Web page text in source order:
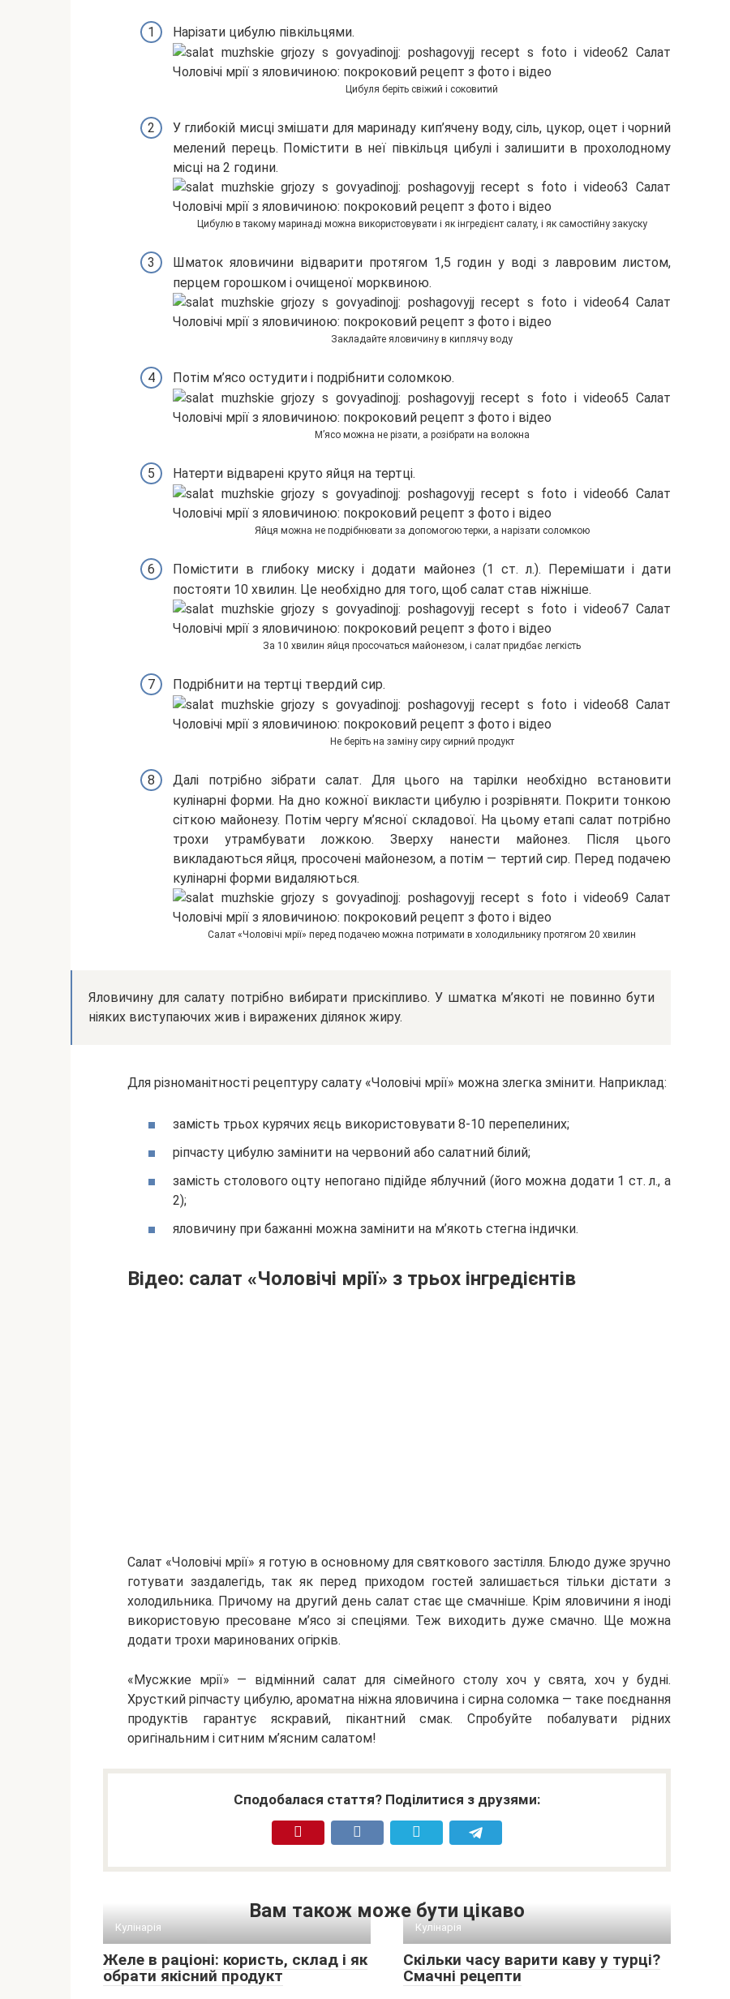
Нарізати цибулю півкільцями.
Цибуля беріть свіжий і соковитий
У глибокій мисці змішати для маринаду кип’ячену воду, сіль, цукор, оцет і чорний
мелений перець. Помістити в неї півкільця цибулі і залишити в прохолодному
місці на 2 години.
Цибулю в такому маринаді можна використовувати і як інгредієнт салату, і як самостійну закуску
Шматок яловичини відварити протягом 1,5 годин у воді з лавровим листом,
перцем горошком і очищеної морквиною.
Закладайте яловичину в киплячу воду
Потім м’ясо остудити і подрібнити соломкою.
М’ясо можна не різати, а розібрати на волокна
Натерти відварені круто яйця на тертці.
Яйця можна не подрібнювати за допомогою терки, а нарізати соломкою
Помістити в глибоку миску і додати майонез (1 ст. л.). Перемішати і дати
постояти 10 хвилин. Це необхідно для того, щоб салат став ніжніше.
За 10 хвилин яйця просочаться майонезом, і салат придбає легкість
Подрібнити на тертці твердий сир.
Не беріть на заміну сиру сирний продукт
Далі потрібно зібрати салат. Для цього на тарілки необхідно встановити
кулінарні форми. На дно кожної викласти цибулю і розрівняти. Покрити тонкою
сіткою майонезу. Потім чергу м’ясної складової. На цьому етапі салат потрібно
трохи утрамбувати ложкою. Зверху нанести майонез. Після цього
викладаються яйця, просочені майонезом, а потім — тертий сир. Перед подачею
кулінарні форми видаляються.
Салат «Чоловічі мрії» перед подачею можна потримати в холодильнику протягом 20 хвилин
Яловичину для салату потрібно вибирати прискіпливо. У шматка м’якоті не повинно бути
ніяких виступаючих жив і виражених ділянок жиру.
Для різноманітності рецептуру салату «Чоловічі мрії» можна злегка змінити. Наприклад:
замість трьох курячих яєць використовувати 8-10 перепелиних;
ріпчасту цибулю замінити на червоний або салатний білий;
замість столового оцту непогано підійде яблучний (його можна додати 1 ст. л., а
2);
яловичину при бажанні можна замінити на м’якоть стегна індички.
Відео: салат «Чоловічі мрії» з трьох інгредієнтів
Салат «Чоловічі мрії» я готую в основному для святкового застілля. Блюдо дуже зручно
готувати заздалегідь, так як перед приходом гостей залишається тільки дістати з
холодильника. Причому на другий день салат стає ще смачніше. Крім яловичини я іноді
використовую пресоване м’ясо зі спеціями. Теж виходить дуже смачно. Ще можна
додати трохи маринованих огірків.
«Мусжкие мрії» — відмінний салат для сімейного столу хоч у свята, хоч у будні.
Хрусткий ріпчасту цибулю, ароматна ніжна яловичина і сирна соломка — таке поєднання
продуктів гарантує яскравий, пікантний смак. Спробуйте побалувати рідних
оригінальним і ситним м’ясним салатом!
Сподобалася стаття? Поділитися з друзями:
Вам також може бути цікаво
Кулінарія
Желе в раціоні: користь, склад і як
обрати якісний продукт
Кулінарія
Скільки часу варити каву у турці?
Смачні рецепти